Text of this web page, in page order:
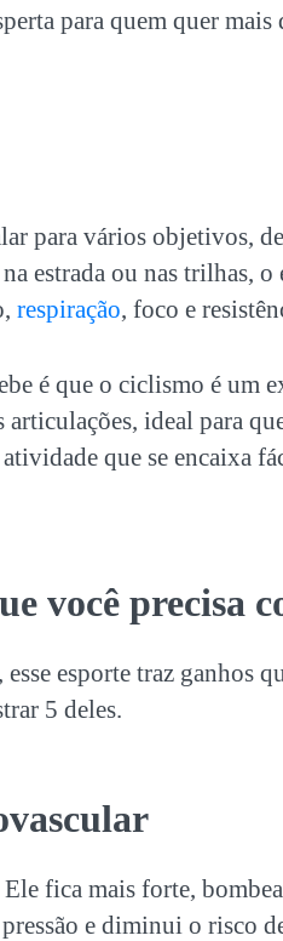
para quem quer mais
para vários objetivos,
estrada ou nas trilhas, o
respiração, foco e
é que o ciclismo é um
ideal para
que se encaixa
você precisa
, esse esporte traz ganhos
5 deles.
fica mais forte,
e diminui o risco